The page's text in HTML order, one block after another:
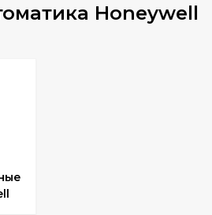
Honeywell